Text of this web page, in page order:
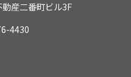
産二番町ビル3F
4430